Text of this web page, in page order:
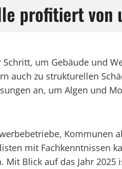
profitiert von
um Gebäude und
auch zu strukturellen
an, um Algen und
Kommunen
mit Fachkenntnissen
Blick auf das Jahr